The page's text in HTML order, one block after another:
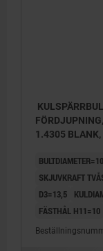
1.4305
BULTDIAMETER=10
SKJUVKRAFT
D3=13,5
FÄSTHÅL H11=10